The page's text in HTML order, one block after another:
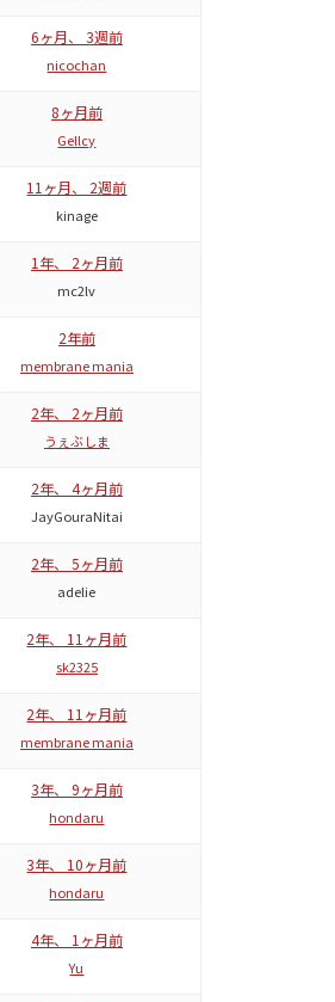
6ヶ月、 3週前
nicochan
8ヶ月前
Gellcy
11ヶ月、 2週前
kinage
1年、 2ヶ月前
mc2lv
2年前
membrane mania
2年、 2ヶ月前
うぇぶしま
2年、 4ヶ月前
JayGouraNitai
2年、 5ヶ月前
adelie
2年、 11ヶ月前
sk2325
2年、 11ヶ月前
membrane mania
3年、 9ヶ月前
hondaru
3年、 10ヶ月前
hondaru
4年、 1ヶ月前
Yu